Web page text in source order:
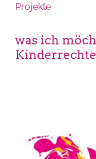
Projekte
was ich
Kinderrechte